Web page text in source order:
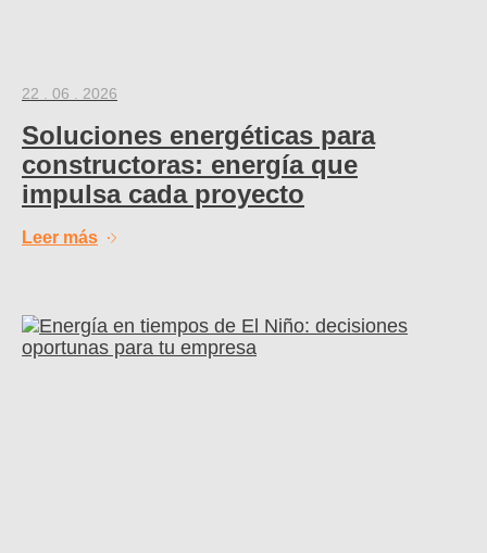
22 . 06 . 2026
Soluciones energéticas para
constructoras: energía que
impulsa cada proyecto
Leer más